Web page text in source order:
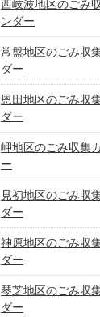
西岐波地区のごみ
ンダー
常盤地区のごみ収
ダー
恩田地区のごみ収
ダー
岬地区のごみ収集
ー
見初地区のごみ収
ダー
神原地区のごみ収
ダー
琴芝地区のごみ収
ダー